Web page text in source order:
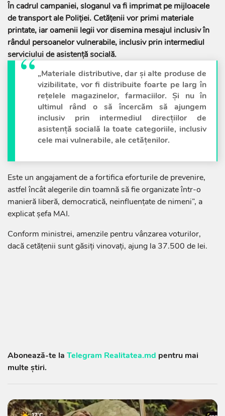
În cadrul campaniei, sloganul va fi imprimat pe mijloacele
de transport ale Poliției. Cetățenii vor primi materiale
printate, iar oamenii legii vor disemina mesajul inclusiv în
rândul persoanelor vulnerabile, inclusiv prin intermediul
serviciului de asistență socială.
„Materiale distributive, dar și alte produse de
vizibilitate, vor fi distribuite foarte pe larg în
rețelele magazinelor, farmaciilor. Și nu în
ultimul rând o să încercăm să ajungem
inclusiv prin intermediul direcțiilor de
asistență socială la toate categoriile, inclusiv
cele mai vulnerabile, ale cetățenilor.
Este un angajament de a fortifica eforturile de prevenire,
astfel încât alegerile din toamnă să fie organizate într-o
manieră liberă, democratică, neinfluențate de nimeni”, a
explicat șefa MAI.
Conform ministrei, amenzile pentru vânzarea voturilor,
dacă cetățenii sunt găsiți vinovați, ajung la 37.500 de lei.
Abonează-te la Telegram Realitatea.md pentru mai
multe știri.